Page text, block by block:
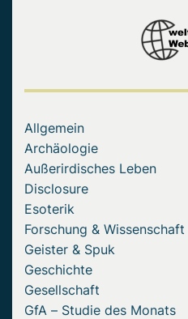
Allgemein
Archäologie
Außerirdisches Leben
Disclosure
Esoterik
Forschung & Wissenschaft
Geister & Spuk
Geschichte
Gesellschaft
GfA – Studie des Monats